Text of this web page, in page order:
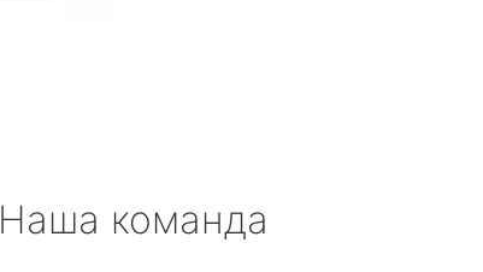
Наша команда